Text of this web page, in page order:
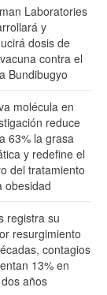
Laboratories
y
dosis de
contra el
Bundibugyo
molécula en
reduce
63% la grasa
y redefine el
del tratamiento
obesidad
registra su
resurgimiento
contagios
13% en
años